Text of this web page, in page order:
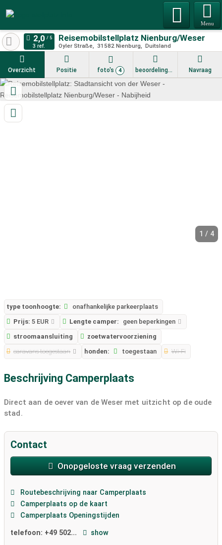
Menu
Reisemobilstellplatz Nienburg/Weser
Oyler Straße 31582 Nienburg Duitsland
3 ref.
Overzicht Positie foto's 4 beoordelingen Navraag
1 / 4
type toonhoogte:
onafhankelijke parkeerplaats
Prijs: 5 EUR Lengte camper:
geen beperkingen
stroomaansluiting
zoetwatervoorziening
caravans toegestaan
honden: toegestaan Wi-Fi
Beschrijving Camperplaats
Direct aan de oever van de Weser met uitzicht op de oude
stad.
Contact
Onopgeloste vraag verzenden
Routebeschrijving naar Camperplaats
Camperplaats op de kaart
Camperplaats Openingstijden
telefoon: +49 502... show